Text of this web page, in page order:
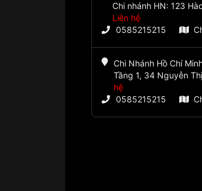
Chi nhánh HN: 123
Liên hệ
0585215215
Chi Nhánh Hồ Chí
Tầng 1, 34 Nguyễn
hệ
0585215215